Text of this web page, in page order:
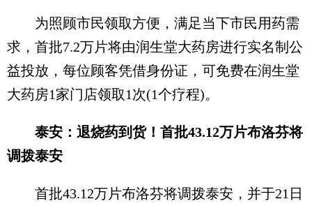
为照顾市民领取方便，满足当下市民用药需
求，首批7.2万片将由润生堂大药房进行实名制公
益投放，每位顾客凭借身份证，可免费在润生堂
大药房1家门店领取1次(1个疗程)。
泰安：退烧药到货！首批43.12万片布洛芬将
调拨泰安
首批43.12万片布洛芬将调拨泰安，并于21日